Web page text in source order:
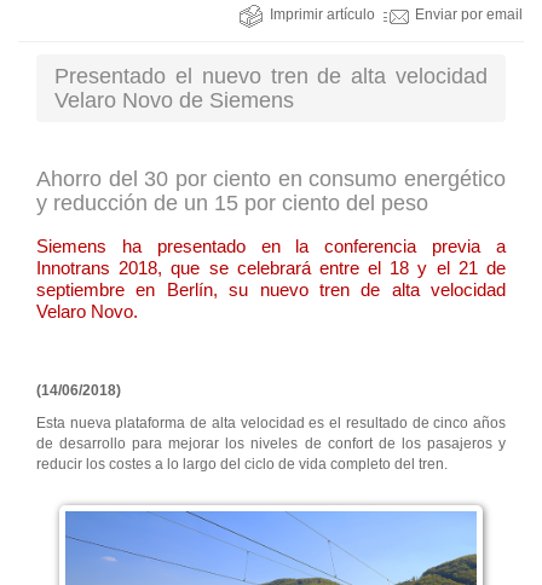
Imprimir artículo Enviar por email
Presentado el nuevo tren de alta velocidad
Velaro Novo de Siemens
Ahorro del 30 por ciento en consumo energético
y reducción de un 15 por ciento del peso
Siemens ha presentado en la conferencia previa a
Innotrans 2018, que se celebrará entre el 18 y el 21 de
septiembre en Berlín, su nuevo tren de alta velocidad
Velaro Novo.
(14/06/2018)
Esta nueva plataforma de alta velocidad es el resultado de cinco años
de desarrollo para mejorar los niveles de confort de los pasajeros y
reducir los costes a lo largo del ciclo de vida completo del tren.